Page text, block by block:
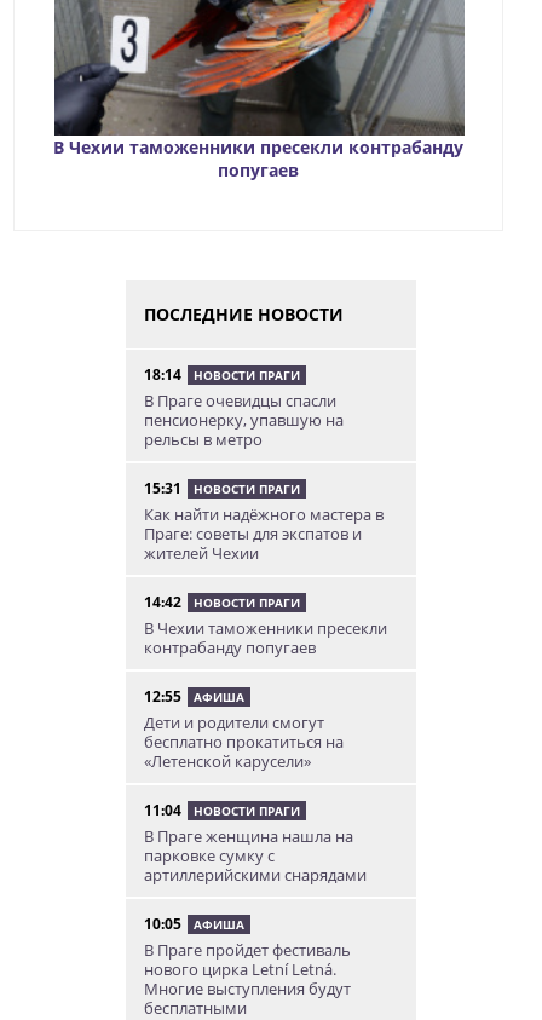
В Чехии таможенники пресекли контрабанду
попугаев
ПОСЛЕДНИЕ НОВОСТИ
18:14 НОВОСТИ ПРАГИ
В Праге очевидцы спасли
пенсионерку, упавшую на
рельсы в метро
15:31 НОВОСТИ ПРАГИ
Как найти надёжного мастера в
Праге: советы для экспатов и
жителей Чехии
14:42 НОВОСТИ ПРАГИ
В Чехии таможенники пресекли
контрабанду попугаев
12:55 АФИША
Дети и родители смогут
бесплатно прокатиться на
«Летенской карусели»
11:04 НОВОСТИ ПРАГИ
В Праге женщина нашла на
парковке сумку с
артиллерийскими снарядами
10:05 АФИША
В Праге пройдет фестиваль
нового цирка Letní Letná.
Многие выступления будут
бесплатными